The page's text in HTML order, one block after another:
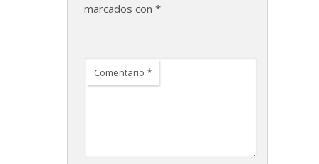
marcados con *
Comentario *